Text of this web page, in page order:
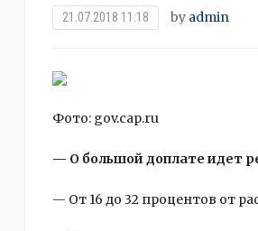
21.07.2018 11:18 by admin
Фото: gov.cap.ru
— О большой доплате идет
— От 16 до 32 процентов от